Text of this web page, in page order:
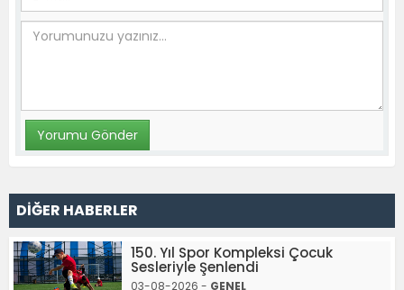
DİĞER HABERLER
150. Yıl Spor Kompleksi Çocuk
Sesleriyle Şenlendi
03-08-2026 - GENEL